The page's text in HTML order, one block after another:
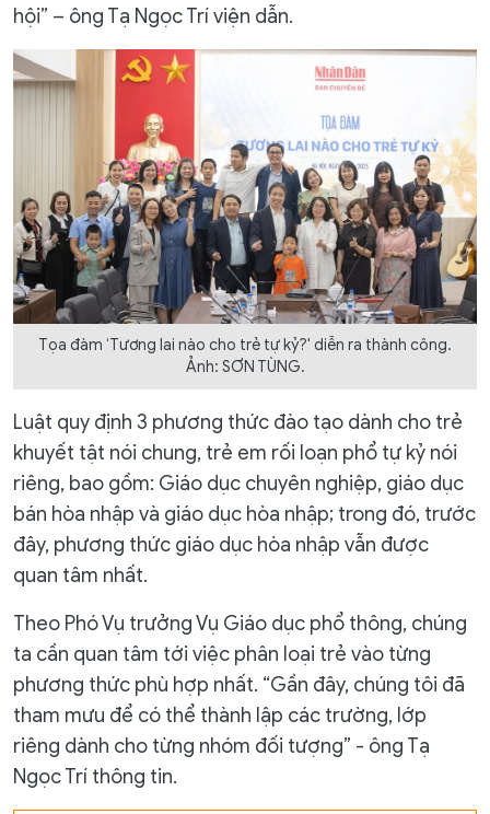
hội” – ông Tạ Ngọc Trí viện dẫn.
Tọa đàm ‘Tương lai nào cho trẻ tự kỷ?' diễn ra thành công.
Ảnh: SƠN TÙNG.
Luật quy định 3 phương thức đào tạo dành cho trẻ
khuyết tật nói chung, trẻ em rối loạn phổ tự kỷ nói
riêng, bao gồm: Giáo dục chuyên nghiệp, giáo dục
bán hòa nhập và giáo dục hòa nhập; trong đó, trước
đây, phương thức giáo dục hòa nhập vẫn được
quan tâm nhất.
Theo Phó Vụ trưởng Vụ Giáo dục phổ thông, chúng
ta cần quan tâm tới việc phân loại trẻ vào từng
phương thức phù hợp nhất. “Gần đây, chúng tôi đã
tham mưu để có thể thành lập các trường, lớp
riêng dành cho từng nhóm đối tượng” - ông Tạ
Ngọc Trí thông tin.